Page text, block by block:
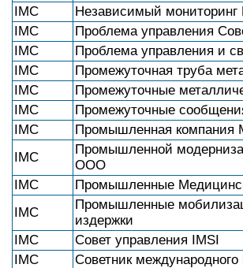
IMC
Независимый мониторинг
IMC
Проблема управления
IMC
Проблема управления и
IMC
Промежуточная труба
IMC
Промежуточные
IMC
Промежуточные
IMC
Промышленная компания
IMC
Промышленной
ООО
IMC
Промышленные
IMC
Промышленные
издержки
IMC
Совет управления IMSI
IMC
Советник международного